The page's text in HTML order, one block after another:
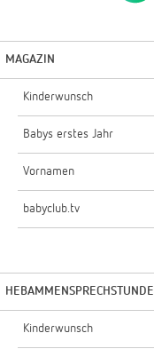
MAGAZIN
Kinderwunsch
Babys erstes Jahr
Vornamen
babyclub.tv
HEBAMMENSPRECHSTUNDE
Kinderwunsch